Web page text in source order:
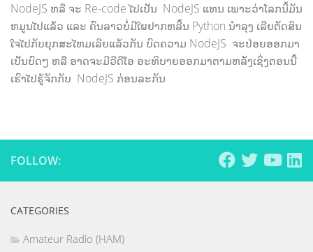
NodeJS ຫລື ຈະ Re-code ໄປເປັນ NodeJS ແທນ ເພາະວ່າໂລກນີ້ມັນ
ຫມູນໄປແລ້ວ ແລະ ຄົນລາວບໍ່ມີໃຜຢາກຫລີ້ນ Python ນຳລຸງ ເລີຍຕັດສິນ
ໃຈໄປກັບຍຸກສະໄຫມເລີຍແລ້ວກັນ ບົດຄວາມ NodeJS ຈະປ່ອຍອອກມາ
ເປັນບົດໆ ຫລື ອາດຈະມີວີດີໂອ ອະທິບາຍອອກມາຕາມຫລັງເຊິ່ງຕອນນີ້
ເຮົາໄປຮູ້ຈັກກັບ NodeJS ກ່ອນລະກັນ
FOLLOW:
CATEGORIES
Amateur Radio (HAM)